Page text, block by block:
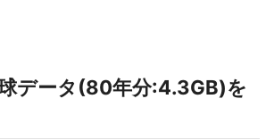
データ(80年分:4.3GB)を